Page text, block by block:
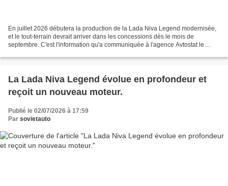
En juillet 2026 débutera la production de la Lada Niva Legend modernisée,
et le tout-terrain devrait arriver dans les concessions dès le mois de
septembre. C'est l'information qu'a communiquée à l'agence Avtostat le
La Lada Niva Legend évolue en profondeur et
reçoit un nouveau moteur.
Publié le 02/07/2026 à 17:59
Par sovietauto